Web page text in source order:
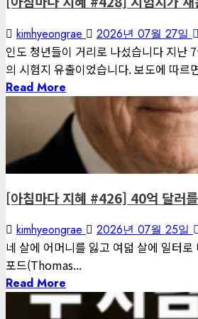
kimhyeongrae 2026년 07월 27일
인도 청년들이 거리로 나섰습니다 지
의 시험지 유출이었습니다. 보도에 따르
Read More
게재된 글
아침마다 지혜
[아침마다 지혜 #426] 40억 달러
kimhyeongrae 2026년 07월 25일
네 살에 어머니를 잃고 여덟 살에 일터
포드(Thomas...
Read More
1 minute read